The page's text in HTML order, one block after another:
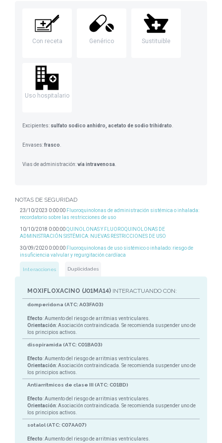
Con receta Genérico Sustituible
Uso hospitalario
Excipientes: sulfato sodico anhidro, acetato de sodio trihidrato
Envases:frasco
Vias de administración:vía intravenosa
NOTAS DE SEGURIDAD
23/10/2023 0:00:00 Fluoroquinolonas de administración sistémica o inhalada:
recordatorio sobre las restricciones de uso
10/10/2018 0:00:00QUINOLONAS Y FLUOROQUINOLONAS DE
ADMINISTRACIÓN SISTÉMICA: NUEVAS RESTRICCIONES DE USO
30/09/2020 0:00:00 Fluoroquinolonas de uso sistémico o inhalado: riesgo de
insuficiencia valvular y regurgitación cardíaca
Interacciones Duplicidades
MOXIFLOXACINO (J01MA14) INTERACTUANDO CON:
domperidona (ATC: A03FA03)
Efecto: Aumento del riesgo de arritmias ventriculares.
Orientación: Asociación contraindicada. Se recomienda suspender uno de
los principios activos.
disopiramida (ATC: C01BA03)
Efecto: Aumento del riesgo de arritmias ventriculares.
Orientación: Asociación contraindicada. Se recomienda suspender uno de
los principios activos.
Antiarrítmicos de clase III (ATC: C01BD)
Efecto: Aumento del riesgo de arritmias ventriculares.
Orientación: Asociación contraindicada. Se recomienda suspender uno de
los principios activos.
sotalol (ATC: C07AA07)
Efecto: Aumento del riesgo de arritmias ventriculares.